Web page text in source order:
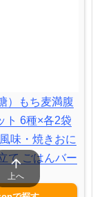
）もち麦満腹
ト 6種×各2袋
味・焼きおに
て ごはんバー

上へ